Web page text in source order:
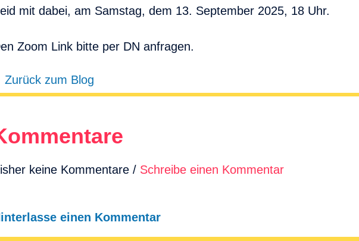
mit dabei, am Samstag, dem 13. September 2025, 18 Uhr.
Zoom Link bitte per DN anfragen.
Zurück zum Blog
keine Kommentare / Schreibe einen Kommentar
einen Kommentar